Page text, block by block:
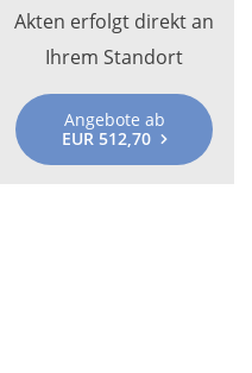
Akten erfolgt direkt an
Ihrem Standort
Angebote ab
EUR 512,70